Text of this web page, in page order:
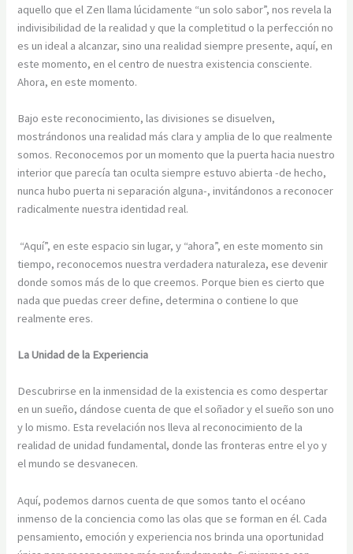
aquello que el Zen llama lúcidamente “un solo sabor”, nos revela la
indivisibilidad de la realidad y que la completitud o la perfección no
es un ideal a alcanzar, sino una realidad siempre presente, aquí, en
este momento, en el centro de nuestra existencia consciente.
Ahora, en este momento.
Bajo este reconocimiento, las divisiones se disuelven,
mostrándonos una realidad más clara y amplia de lo que realmente
somos. Reconocemos por un momento que la puerta hacia nuestro
interior que parecía tan oculta siempre estuvo abierta -de hecho,
nunca hubo puerta ni separación alguna-, invitándonos a reconocer
radicalmente nuestra identidad real.
“Aquí”, en este espacio sin lugar, y “ahora”, en este momento sin
tiempo, reconocemos nuestra verdadera naturaleza, ese devenir
donde somos más de lo que creemos. Porque bien es cierto que
nada que puedas creer define, determina o contiene lo que
realmente eres.
La Unidad de la Experiencia
Descubrirse en la inmensidad de la existencia es como despertar
en un sueño, dándose cuenta de que el soñador y el sueño son uno
y lo mismo. Esta revelación nos lleva al reconocimiento de la
realidad de unidad fundamental, donde las fronteras entre el yo y
el mundo se desvanecen.
Aquí, podemos darnos cuenta de que somos tanto el océano
inmenso de la conciencia como las olas que se forman en él. Cada
pensamiento, emoción y experiencia nos brinda una oportunidad